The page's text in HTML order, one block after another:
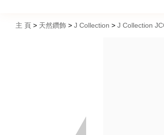
主 頁 天然鑽飾 J Collection J Collection